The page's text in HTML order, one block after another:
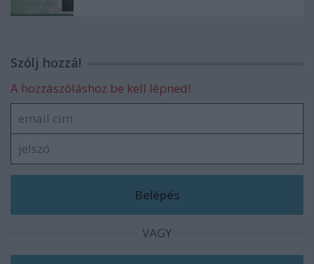
Szólj hozzá!
A hozzászóláshoz be kell lépned!
VAGY